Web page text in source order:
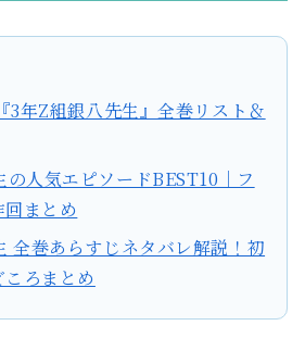
3年Z組銀八先生』全巻リスト＆
の人気エピソードBEST10｜フ
まとめ
全巻あらすじネタバレ解説！初
ろまとめ